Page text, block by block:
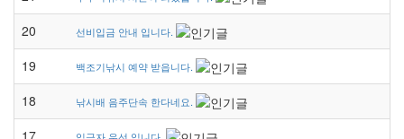
20 선비입금 안내 입니다.
19 백조기낚시 예약 받읍니다.
18 낚시배 음주단속 한다네요.
17